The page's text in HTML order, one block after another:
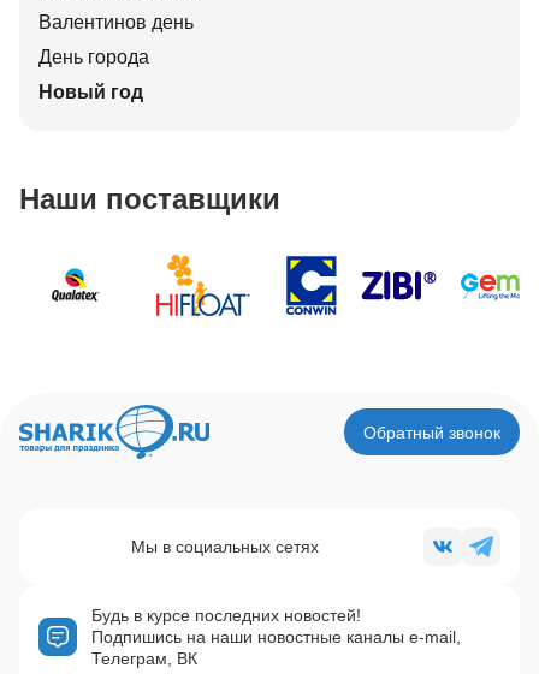
Валентинов день
День города
Новый год
Наши поставщики
Обратный звонок
Будь в курсе последних новостей!
Подпишись на наши новостные каналы e-mail,
Телеграм, ВК
Мы в социальных сетях